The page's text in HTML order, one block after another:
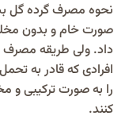
نحوه مصرف گرده گل
صورت خام و بدون
داد. ولی طریقه
افرادی که قادر به
را به صورت ترکیبی و
کنند.